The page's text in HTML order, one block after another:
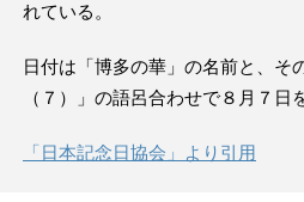
れている。
日付は「博多の華」の名前と、そ
（７）」の語呂合わせで８月７日
「日本記念日協会」より引用